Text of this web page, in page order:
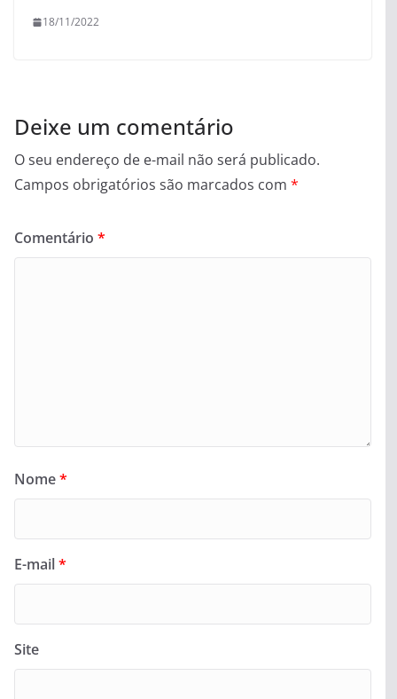
18/11/2022
Deixe um comentário
O seu endereço de e-mail não será publicado.
Campos obrigatórios são marcados com *
Comentário *
Nome*
E-mail*
Site